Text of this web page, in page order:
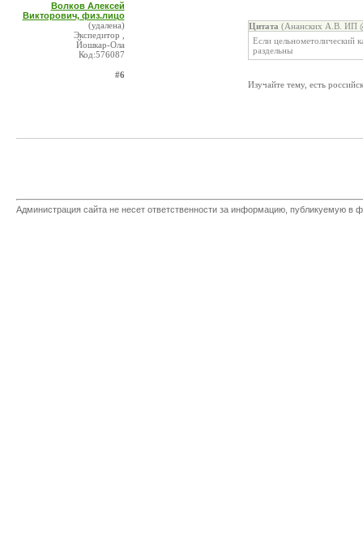
Волков Алексей
Викторович, физ.лицо
(удалена)
Экспедитор ,
Йошкар-Ола
Код:576087
#6
Цитата (Ананских А.В. ИП
Если цельнометолический
раздельны
Изучайте тему, есть
Администрация сайта не несет ответственности за информацию, публикуемую